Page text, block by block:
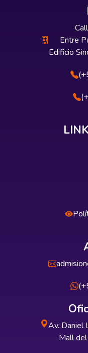
Entre
Edificio
Av. Daniel
Mall